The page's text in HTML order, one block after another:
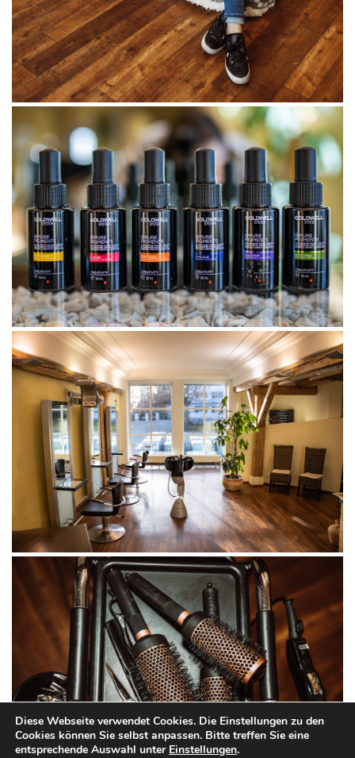
Diese Webseite verwendet Cookies. Die Einstellungen zu den
Cookies können Sie selbst anpassen. Bitte treffen Sie eine
entsprechende Auswahl unter Einstellungen.